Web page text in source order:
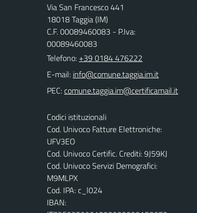
Via San Francesco 441
18018 Taggia (IM)
C.F. 00089460083 - P.Iva:
00089460083
Telefono: +39 0184 476222
E-mail:
PEC:
Codici istituzionali
Cod. Univoco Fatture Elettroniche:
UFV3EO
Cod. Univoco Certific. Crediti: 9J59KJ
Cod. Univoco Servizi Demografici:
M9MLPX
Cod. IPA: c_l024
IBAN: